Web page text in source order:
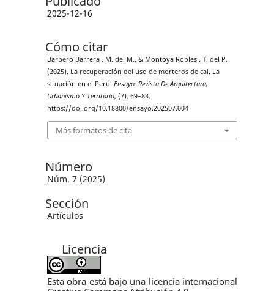
2025-12-16
Cómo citar
Barbero Barrera , M. del M., & Montoya Robles , T. del P.
(2025). La recuperación del uso de morteros de cal. La
situación en el Perú. Ensayo: Revista De Arquitectura,
Urbanismo Y Territorio, (7), 69–83.
https://doi.org/10.18800/ensayo.202507.004
Más formatos de cita
Número
Núm. 7 (2025)
Sección
Artículos
Licencia
Esta obra está bajo una licencia internacional